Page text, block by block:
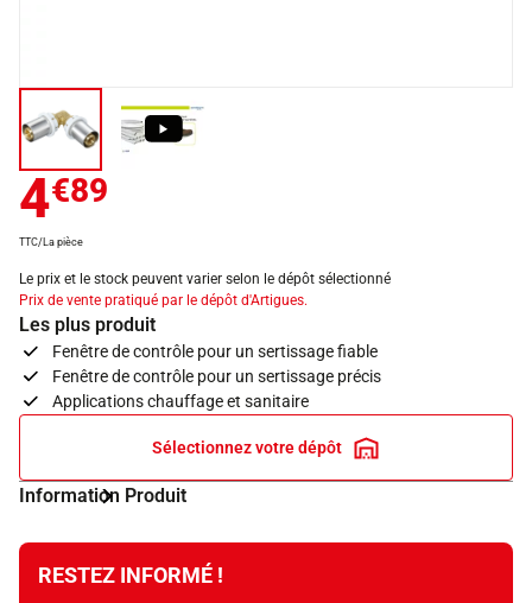
4€89
TTC/La pièce
Le prix et le stock peuvent varier selon le dépôt sélectionné
Prix de vente pratiqué par le dépôt d'Artigues.
Les plus produit
Fenêtre de contrôle pour un sertissage fiable
Fenêtre de contrôle pour un sertissage précis
Applications chauffage et sanitaire
Sélectionnez votre dépôt
Information Produit
RESTEZ INFORMÉ !